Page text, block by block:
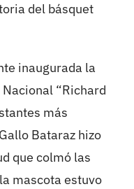
del básquet
inaugurada la
“Richard
más
Bataraz hizo
que colmó las
mascota estuvo